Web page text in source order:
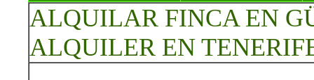
ALQUILAR FINCA EN
ALQUILER EN